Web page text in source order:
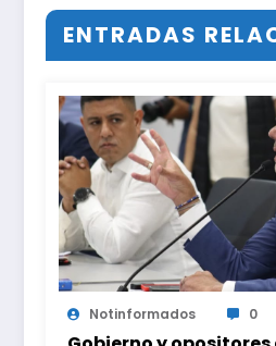
ENTRADAS
Notinformados 0